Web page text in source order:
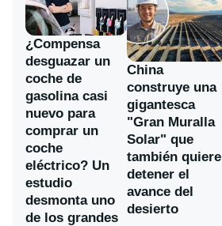
¿Compensa
desguazar un
coche de
gasolina casi
nuevo para
comprar un
coche
eléctrico? Un
estudio
desmonta uno
de los grandes
China
construye una
gigantesca
"Gran Muralla
Solar" que
también quiere
detener el
avance del
desierto